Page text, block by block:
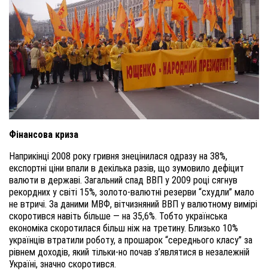
Фінансова криза
Наприкінці 2008 року гривня знецінилася одразу на 38%,
експортні ціни впали в декілька разів, що зумовило дефіцит
валюти в державі. Загальний спад ВВП у 2009 році сягнув
рекордних у світі 15%, золото-валютні резерви “схудли” мало
не втричі. За даними МВФ, вітчизняний ВВП у валютному вимірі
скоротився навіть більше — на 35,6%. Тобто українська
економіка скоротилася більш ніж на третину. Близько 10%
українців втратили роботу, а прошарок “середнього класу” за
рівнем доходів, який тільки-но почав з’являтися в незалежній
Україні, значно скоротився.